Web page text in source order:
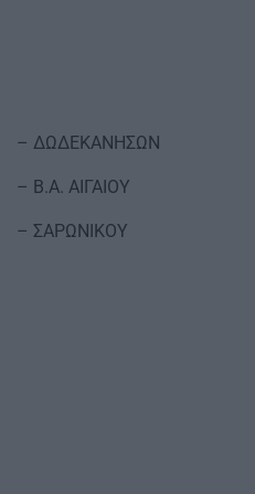
– ΔΩΔΕΚΑΝΗΣΩΝ
– Β.Α. ΑΙΓΑΙΟΥ
– ΣΑΡΩΝΙΚΟΥ